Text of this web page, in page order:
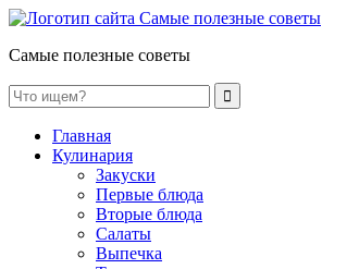
Самые полезные советы
Главная
Кулинария
Закуски
Первые блюда
Вторые блюда
Салаты
Выпечка